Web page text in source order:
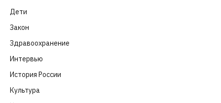
Дети
Закон
Здравоохранение
Интервью
История России
Культура